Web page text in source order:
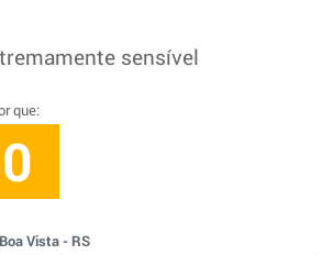
sensível
que:
Vista - RS